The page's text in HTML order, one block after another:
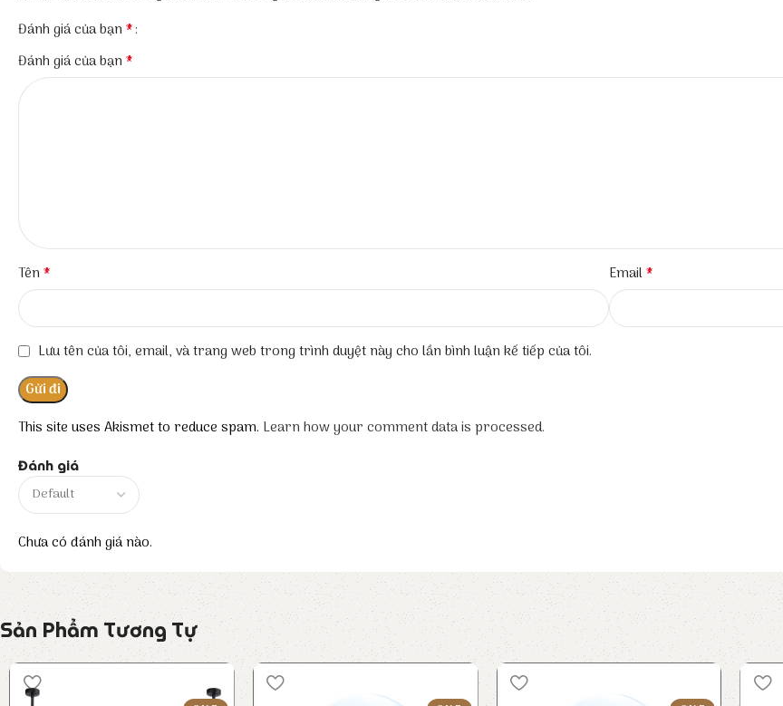
Đánh giá
Chưa có đánh giá nào.
Đánh giá của bạn*
Đánh giá của bạn*
Tên* Email*
Lưu tên của tôi, email, và trang web trong trình duyệt này cho lần bình luận kế tiếp của tôi.
This site uses Akismet to reduce spam. Learn how your comment data is processed.
Sản Phẩm Tương Tự